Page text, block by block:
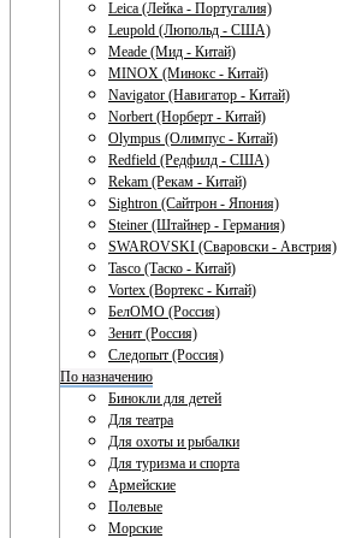
Leica (Лейка - Португалия)
Leupold (Люпольд - США)
Meade (Мид - Китай)
MINOX (Минокс - Китай)
Navigator (Навигатор - Китай)
Norbert (Норберт - Китай)
Olympus (Олимпус - Китай)
Redfield (Редфилд - США)
Rekam (Рекам - Китай)
Sightron (Сайтрон - Япония)
Steiner (Штайнер - Германия)
SWAROVSKI (Сваровски - Австрия)
Tasco (Таско - Китай)
Vortex (Вортекс - Китай)
БелОМО (Россия)
Зенит (Россия)
Следопыт (Россия)
По назначению
Бинокли для детей
Для театра
Для охоты и рыбалки
Для туризма и спорта
Армейские
Полевые
Морские